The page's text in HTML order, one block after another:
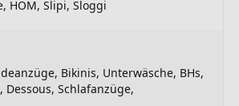
HOM, Slipi, Sloggi
Bikinis, Unterwäsche, BHs,
Dessous, Schlafanzüge,